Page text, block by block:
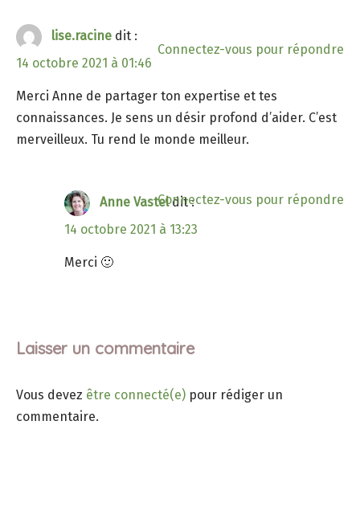
lise.racine dit :
14 octobre 2021 à 01:46
Merci Anne de partager ton expertise et tes
connaissances. Je sens un désir profond d’aider. C’est
merveilleux. Tu rend le monde meilleur.
Connectez-vous pour répondre
Anne Vastel dit :
14 octobre 2021 à 13:23
Merci 🙂
Connectez-vous pour répondre
Laisser un commentaire
Vous devez être connecté(e) pour rédiger un
commentaire.